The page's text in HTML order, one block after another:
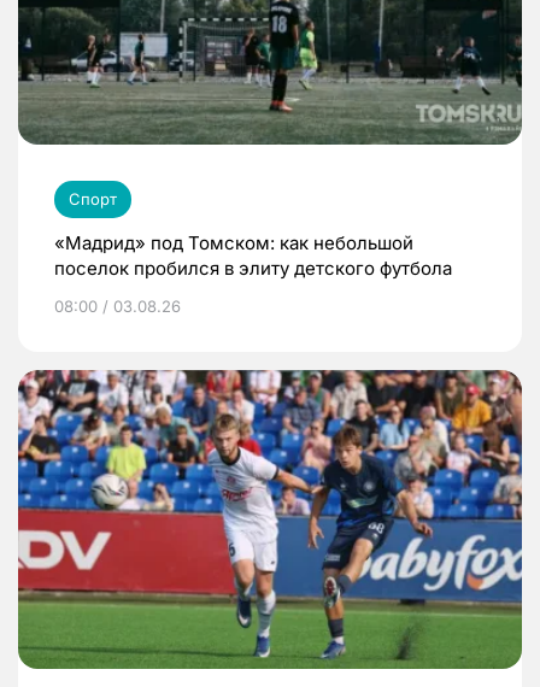
Спорт
«Мадрид» под Томском: как небольшой
поселок пробился в элиту детского футбола
08:00 / 03.08.26